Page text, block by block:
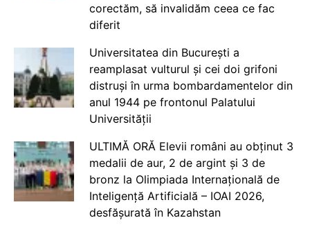
corectăm, să invalidăm ceea ce fac
diferit
Universitatea din București a
reamplasat vulturul și cei doi grifoni
distruși în urma bombardamentelor din
anul 1944 pe frontonul Palatului
Universității
ULTIMĂ ORĂ Elevii români au obținut 3
medalii de aur, 2 de argint și 3 de
bronz la Olimpiada Internațională de
Inteligență Artificială – IOAI 2026,
desfășurată în Kazahstan